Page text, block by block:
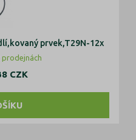
prvek,T29N-12x
prodejnách
CZK